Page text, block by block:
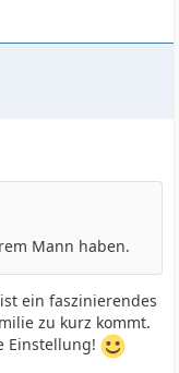
Mann haben.
ein faszinierendes
zu kurz kommt.
Einstellung!